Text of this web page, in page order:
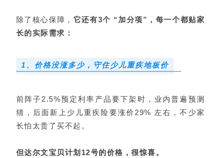
除了核心保障， 它还有3个 “加分项”，每一个都贴家
长的实际需求：
1、价格没涨多少，守住少儿重疾地板价
前阵子2.5%预定利率产品要下架时，业内普遍预测
猜，后面新上少儿重疾险要涨价29% 左右，不少家
长怕太贵了买不起。
但达尔文宝贝计划12号的价格，很惊喜。